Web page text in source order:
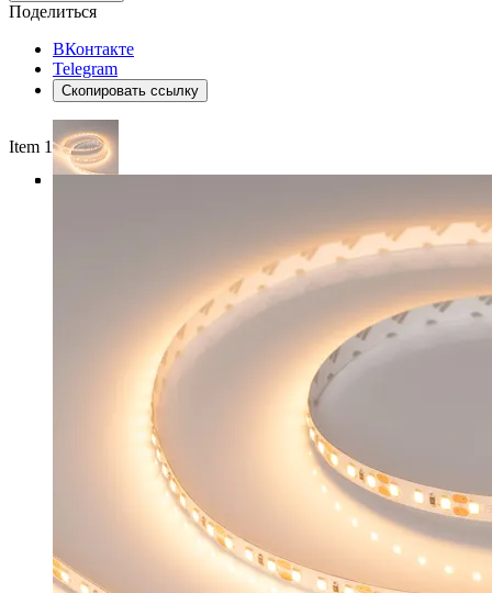
Поделиться
ВКонтакте
Telegram
Скопировать ссылку
Item 1 of 4